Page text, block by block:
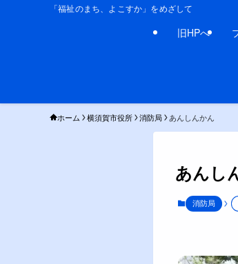
「福祉のまち、よこすか」をめざして
旧HPへ
ホーム 横須賀市役所 消防局 あんしんかん
あんし
消防局